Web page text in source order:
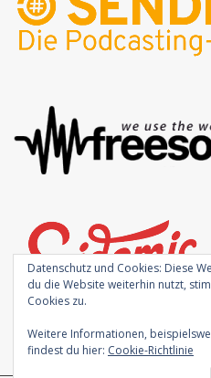
Datenschutz und Cookies: Diese
du die Website weiterhin nutzt,
Cookies zu.
Weitere Informationen,
findest du hier: Cookie-Richtlinie